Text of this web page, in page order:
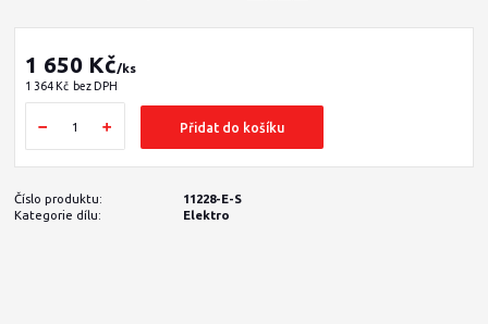
1 650 Kč/ks
1 364 Kč bez DPH
Přidat do košíku
Číslo produktu:
11228-E-S
Kategorie dílu:
Elektro